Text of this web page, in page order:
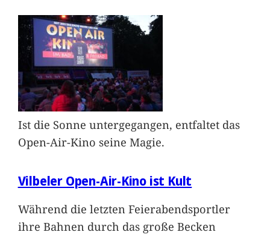
Ist die Sonne untergegangen, entfaltet das
Open-Air-Kino seine Magie.
Vilbeler Open-Air-Kino ist Kult
Während die letzten Feierabendsportler
ihre Bahnen durch das große Becken